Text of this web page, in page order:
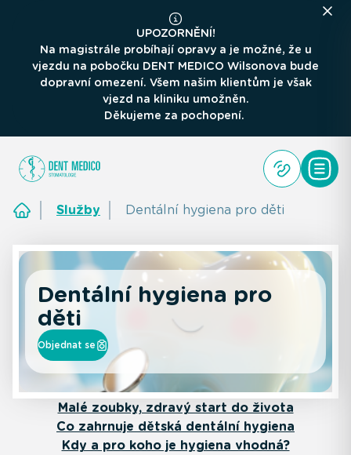
UPOZORNĚNÍ!
Na magistrále probíhají opravy a je možné, že u
vjezdu na pobočku DENT MEDICO Wilsonova bude
dopravní omezení. Všem našim klientům je však
vjezd na kliniku umožněn.
Děkujeme za pochopení.
Služby Dentální hygiena pro děti
Dentální hygiena pro
děti
Objednat se
Malé zoubky, zdravý start do života
Co zahrnuje dětská dentální hygiena
Kdy a pro koho je hygiena vhodná?